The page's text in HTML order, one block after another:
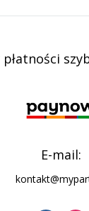
płatności
E-mail: